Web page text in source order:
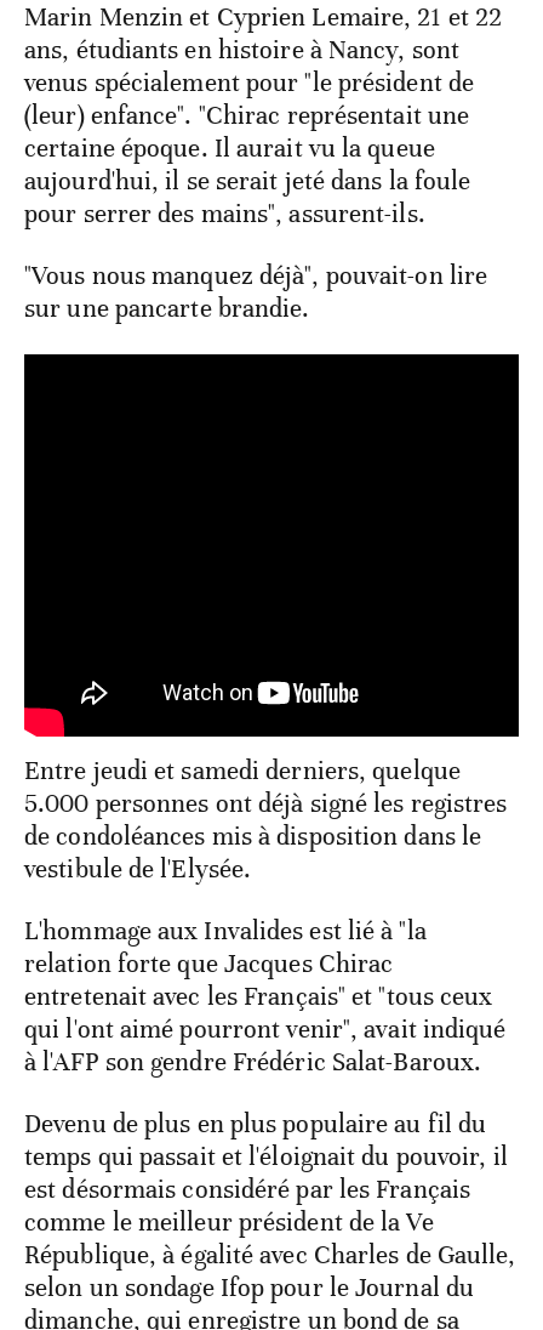
Marin Menzin et Cyprien Lemaire, 21 et 22
ans, étudiants en histoire à Nancy, sont
venus spécialement pour "le président de
(leur) enfance". "Chirac représentait une
certaine époque. Il aurait vu la queue
aujourd'hui, il se serait jeté dans la foule
pour serrer des mains", assurent-ils.
"Vous nous manquez déjà", pouvait-on lire
sur une pancarte brandie.
Entre jeudi et samedi derniers, quelque
5.000 personnes ont déjà signé les registres
de condoléances mis à disposition dans le
vestibule de l'Elysée.
L'hommage aux Invalides est lié à "la
relation forte que Jacques Chirac
entretenait avec les Français" et "tous ceux
qui l'ont aimé pourront venir", avait indiqué
à l'AFP son gendre Frédéric Salat-Baroux.
Devenu de plus en plus populaire au fil du
temps qui passait et l'éloignait du pouvoir, il
est désormais considéré par les Français
comme le meilleur président de la Ve
République, à égalité avec Charles de Gaulle,
selon un sondage Ifop pour le Journal du
dimanche, qui enregistre un bond de sa